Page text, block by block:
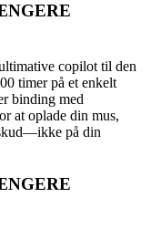
copilot til den
timer på et enkelt
binding med
at oplade din mus,
på din